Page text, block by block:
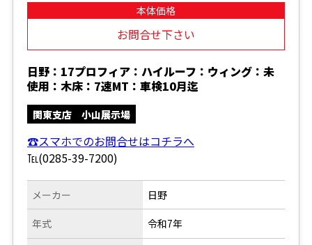
本体価格
お問合せ下さい
日野：17プロフィア：ハイルーフ：ウィング：未
使用：木床：7速MT：車検10月迄
関東支店 小山展示場
☎スマホでのお問合せはコチラへ
℡(0285-39-7200)
メーカー
年式
日野
令和7年